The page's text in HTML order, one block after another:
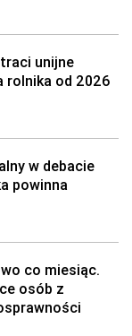
unijne
rolnika od 2026
w debacie
powinna
co miesiąc.
osób z